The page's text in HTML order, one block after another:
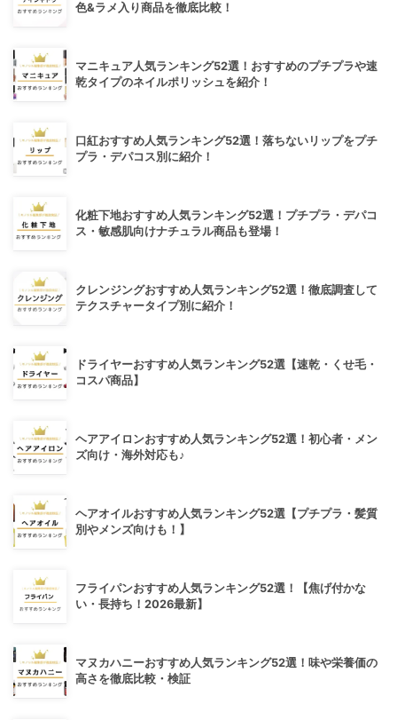
色&ラメ入り商品を徹底比較！
マニキュア人気ランキング52選！おすすめのプチプラや速
乾タイプのネイルポリッシュを紹介！
口紅おすすめ人気ランキング52選！落ちないリップをプチ
プラ・デパコス別に紹介！
化粧下地おすすめ人気ランキング52選！プチプラ・デパコ
ス・敏感肌向けナチュラル商品も登場！
クレンジングおすすめ人気ランキング52選！徹底調査して
テクスチャータイプ別に紹介！
ドライヤーおすすめ人気ランキング52選【速乾・くせ毛・
コスパ商品】
ヘアアイロンおすすめ人気ランキング52選！初心者・メン
ズ向け・海外対応も♪
ヘアオイルおすすめ人気ランキング52選【プチプラ・髪質
別やメンズ向けも！】
フライパンおすすめ人気ランキング52選！【焦げ付かな
い・長持ち！2026最新】
マヌカハニーおすすめ人気ランキング52選！味や栄養価の
高さを徹底比較・検証